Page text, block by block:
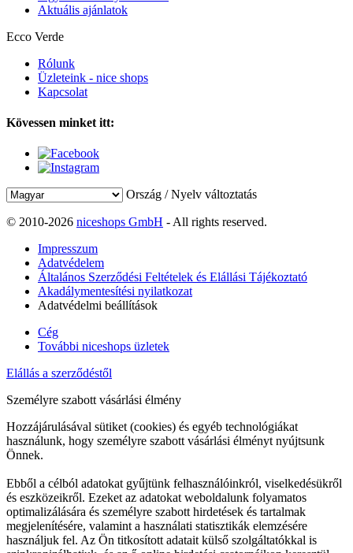
Aktuális ajánlatok
Ecco Verde
Rólunk
Üzleteink - nice shops
Kapcsolat
Kövessen minket itt:
Ország / Nyelv változtatás
© 2010-2026 niceshops GmbH - All rights reserved.
Impresszum
Adatvédelem
Általános Szerződési Feltételek és Elállási Tájékoztató
Akadálymentesítési nyilatkozat
Adatvédelmi beállítások
Cég
További niceshops üzletek
Elállás a szerződéstől
Személyre szabott vásárlási élmény
Hozzájárulásával sütiket (cookies) és egyéb technológiákat
használunk, hogy személyre szabott vásárlási élményt nyújtsunk
Önnek.
Ebből a célból adatokat gyűjtünk felhasználóinkról, viselkedésükről
és eszközeikről. Ezeket az adatokat weboldalunk folyamatos
optimalizálására és személyre szabott hirdetések és tartalmak
megjelenítésére, valamint a használati statisztikák elemzésére
használjuk fel. Az Ön titkosított adatait külső szolgáltatókkal is